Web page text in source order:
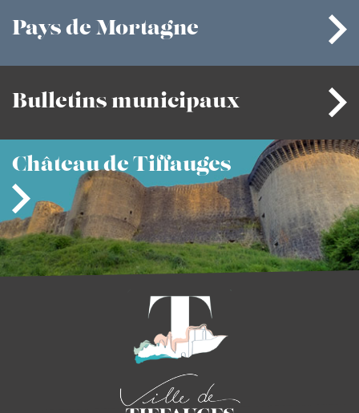
Pays de Mortagne
Bulletins municipaux
Châteaude Tiffauges